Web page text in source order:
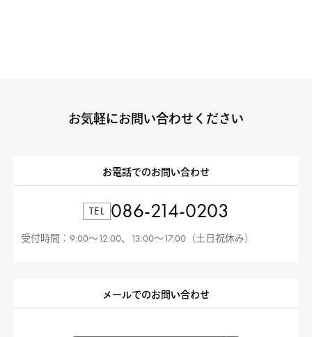
お気軽にお問い合わせください
お電話でのお問い合わせ
TEL 086-214-0203
受付時間：9:00〜12:00、13:00〜17:00（土日祝休み）
メールでのお問い合わせ